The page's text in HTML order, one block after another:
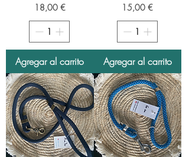
Precio
18,00 €
Agregar al carrito
Precio
15,00 €
Agregar al carrito